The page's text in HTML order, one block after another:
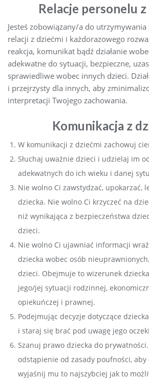
Relacje personelu
Jesteś zobowiązany/a do
relacji z dziećmi i każdorazowego
reakcja, komunikat bądź działanie
adekwatne do sytuacji, bezpieczne,
sprawiedliwe wobec innych dzieci.
i przejrzysty dla innych, aby
interpretacji Twojego zachowania.
Komunikacja z
W komunikacji z dziećmi zachowuj
Słuchaj uważnie dzieci i udzielaj im
adekwatnych do ich wieku i danej
Nie wolno Ci zawstydzać, upokarzać,
dziecka. Nie wolno Ci krzyczeć na
niż wynikająca z bezpieczeństwa
dzieci.
Nie wolno Ci ujawniać informacji
dziecka wobec osób
dzieci. Obejmuje to wizerunek
jego/jej sytuacji rodzinnej,
opiekuńczej i prawnej.
Podejmując decyzje dotyczące
i staraj się brać pod uwagę jego
Szanuj prawo dziecka do
odstąpienie od zasady poufności, aby
wyjaśnij mu to najszybciej jak to